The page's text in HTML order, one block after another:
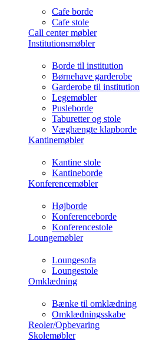
Cafe borde
Cafe stole
Call center møbler
Institutionsmøbler
Borde til institution
Børnehave garderobe
Garderobe til institution
Legemøbler
Pusleborde
Taburetter og stole
Væghængte klapborde
Kantinemøbler
Kantine stole
Kantineborde
Konferencemøbler
Højborde
Konferenceborde
Konferencestole
Loungemøbler
Loungesofa
Loungestole
Omklædning
Bænke til omklædning
Omklædningsskabe
Reoler/Opbevaring
Skolemøbler